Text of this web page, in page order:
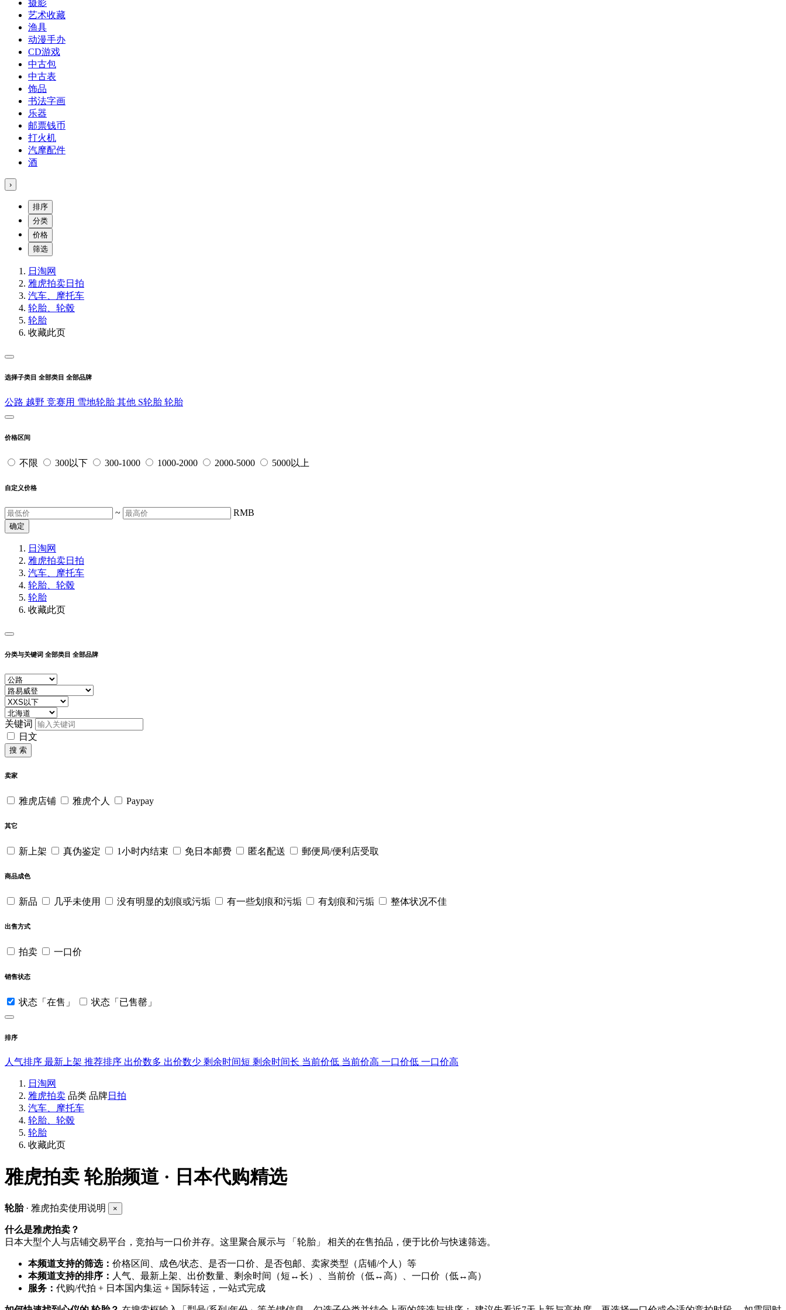
摄影
艺术收藏
渔具
动漫手办
CD游戏
中古包
中古表
饰品
书法字画
乐器
邮票钱币
打火机
汽摩配件
酒
›
排序
分类
价格
筛选
日淘网
雅虎拍卖日拍
汽车、摩托车
轮胎、轮毂
轮胎
收藏此页
选择子类目 全部类目 全部品牌
公路 越野 竞赛用 雪地轮胎 其他 S轮胎 轮胎
价格区间
不限 300以下 300-1000 1000-2000 2000-5000 5000以上
自定义价格
~ RMB
确定
日淘网
雅虎拍卖日拍
汽车、摩托车
轮胎、轮毂
轮胎
收藏此页
分类与关键词 全部类目 全部品牌
关键词
日文
搜 索
卖家
雅虎店铺 雅虎个人 Paypay
其它
新上架 真伪鉴定 1小时内结束 免日本邮费 匿名配送 郵便局/便利店受取
商品成色
新品 几乎未使用 没有明显的划痕或污垢 有一些划痕和污垢 有划痕和污垢 整体状况不佳
出售方式
拍卖 一口价
销售状态
状态「在售」 状态「已售罄」
排序
人气排序 最新上架 推荐排序 出价数多 出价数少 剩余时间短 剩余时间长 当前价低 当前价高 一口价低 一口价高
日淘网
雅虎拍卖 品类 品牌日拍
汽车、摩托车
轮胎、轮毂
轮胎
收藏此页
雅虎拍卖 轮胎频道 · 日本代购精选
轮胎· 雅虎拍卖使用说明 ×
什么是雅虎拍卖？
日本大型个人与店铺交易平台，竞拍与一口价并存。这里聚合展示与 「轮胎」 相关的在售拍品，便于比价与快速筛选。
本频道支持的筛选： 价格区间、成色/状态、是否一口价、是否包邮、卖家类型（店铺/个人）等
本频道支持的排序： 人气、最新上架、出价数量、剩余时间（短↔长）、当前价（低↔高）、一口价（低↔高）
服务： 代购/代拍 + 日本国内集运 + 国际转运，一站式完成